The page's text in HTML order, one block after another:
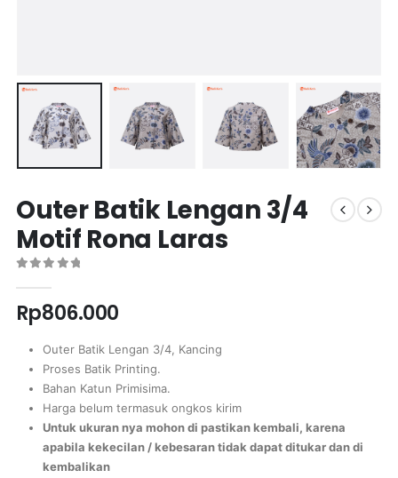
Outer Batik Lengan 3/4
Motif Rona Laras
Rp806.000
Outer Batik Lengan 3/4, Kancing
Proses Batik Printing.
Bahan Katun Primisima.
Harga belum termasuk ongkos kirim
Untuk ukuran nya mohon di pastikan kembali, karena
apabila kekecilan / kebesaran tidak dapat ditukar dan di
kembalikan